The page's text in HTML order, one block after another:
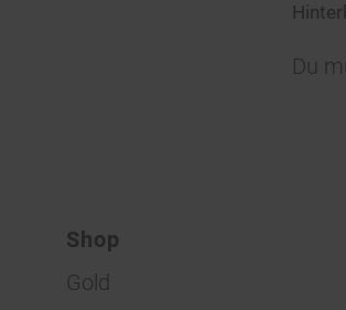
Du
Shop
Gold